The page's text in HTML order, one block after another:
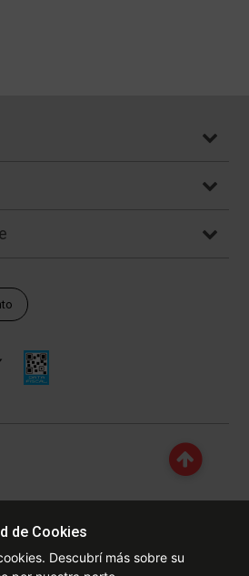
Las fotos contenidas en este site, el
de Cookies
Descubrí más sobre su